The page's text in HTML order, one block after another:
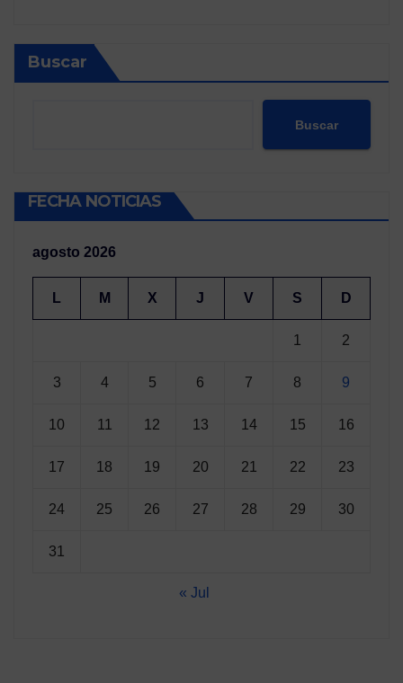
Buscar
Buscar
FECHA NOTICIAS
agosto 2026
L M X J V S D
1 2
3 4 5 6 7 8 9
10 11 12 13 14 15 16
17 18 19 20 21 22 23
24 25 26 27 28 29 30
31
« Jul